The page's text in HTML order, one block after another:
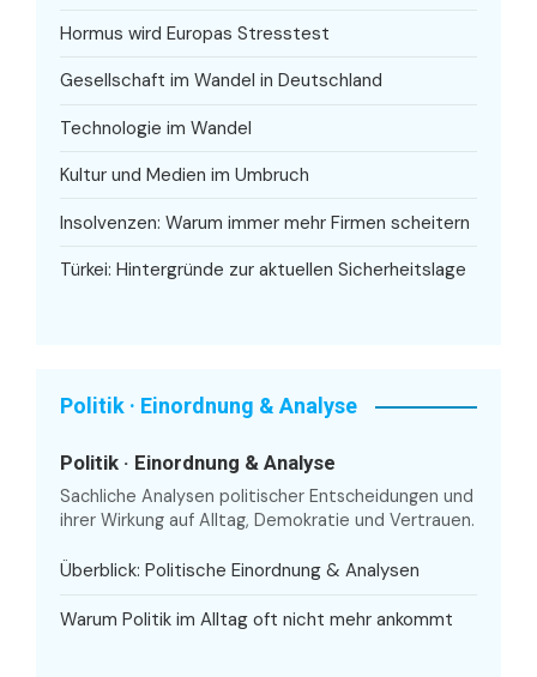
Hormus wird Europas Stresstest
Gesellschaft im Wandel in Deutschland
Technologie im Wandel
Kultur und Medien im Umbruch
Insolvenzen: Warum immer mehr Firmen scheitern
Türkei: Hintergründe zur aktuellen Sicherheitslage
Politik · Einordnung & Analyse
Politik · Einordnung & Analyse
Sachliche Analysen politischer Entscheidungen und
ihrer Wirkung auf Alltag, Demokratie und Vertrauen.
Überblick: Politische Einordnung & Analysen
Warum Politik im Alltag oft nicht mehr ankommt